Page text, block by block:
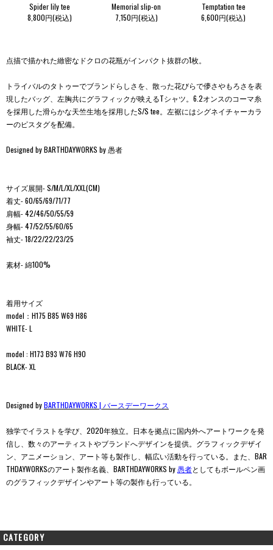
Spider lily tee
8,800円(税込)
Memorial slip-on
7,150円(税込)
Temptation tee
6,600円(税込)
点描で描かれた緻密なドクロの花瓶がインパクト抜群の1枚。
トライバルのタトゥーでブランドらしさを、散った花びらで儚さやもろさを表
現したバッグ、左胸共にグラフィックが映えるTシャツ。6.2オンスのコーマ糸
を採用した滑らかな天竺生地を採用したS/S tee。左裾にはシグネイチャーカラ
ーのピスタグを配備。
Designed by BARTHDAYWORKS by 愚者
サイズ展開- S/M/L/XL/XXL(CM)
着丈- 60/65/69/71/77
肩幅- 42/46/50/55/59
身幅- 47/52/55/60/65
袖丈- 18/22/22/23/25
素材- 綿100%
着用サイズ
model：H175 B85 W69 H86
WHITE- L
model : H173 B93 W76 H90
BLACK- XL
Designed byBARTHDAYWORKS | バースデーワークス
独学でイラストを学び、2020年独立。日本を拠点に国内外へアートワークを発
信し、数々のアーティストやブランドへデザインを提供。グラフィックデザイ
ン、アニメーション、アート等も製作し、幅広い活動を行っている。また、BAR
THDAYWORKSのアート製作名義、BARTHDAYWORKS by 愚者としてもボールペン画
のグラフィックデザインやアート等の製作も行っている。
CATEGORY